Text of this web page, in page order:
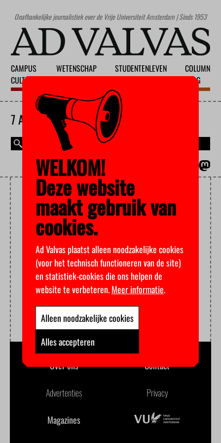
Onafhankelijke journalistiek over de Vrije Universiteit Amsterdam | Sinds 1953
CAMPUS
CULTUUR
WETENSCHAP
STUDENTENLEVEN
COLUMN
BLOG
7 AUGUSTUS 2026
MIDDEN-OOSTEN
Over ons Contact
Advertenties Privacy
Magazines
WELKOM!
Deze website
maakt gebruik van
cookies.
Ad Valvas plaatst alleen noodzakelijke cookies
(voor het technisch functioneren van de site)
en statistiek-cookies die ons helpen de
website te verbeteren.Meer informatie.
Alleen noodzakelijke cookies
Alles accepteren